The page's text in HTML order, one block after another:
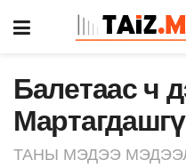
Балетаас ч
ТАНЫ МЭДЭЭ